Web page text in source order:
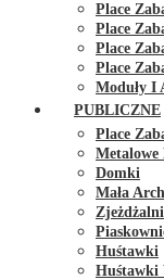
Place
Place
Place
Place
Moduły I
PUBLICZNE
Place
Metalowe
Domki
Mała
Huśtawki
Huśtawki